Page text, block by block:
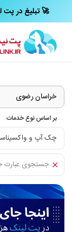
← تبلیغ در پت‌ لینک = دیده شدن در لینک‌های اول گوگل 🚀
بر اساس نوع خدمات